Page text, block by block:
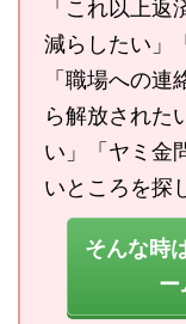
「これ以上
減らしたい」
「職場への
ら解放された
い」「ヤミ金
いところを探
そんな時
ー